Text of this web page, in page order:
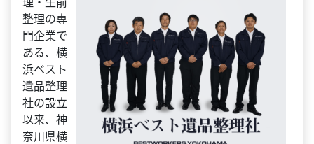
整理の専
門企業で
ある、横
浜ベスト
遺品整理
社の設立
以来、神
奈川県横